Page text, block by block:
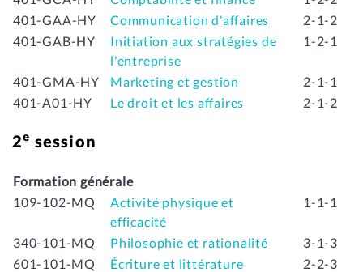
401-GAA-HY
Communication d'affaires
2-1-2
401-GAB-HY
Initiation aux stratégies de
l'entreprise
1-2-1
401-GMA-HY Marketing et gestion
2-1-1
401-A01-HY
Le droit et les affaires 2-1-2
2e session
Formation générale
109-102-MQ
Activité physique et
efficacité
1-1-1
340-101-MQ Philosophie et rationalité
3-1-3
601-101-MQ
Écriture et littérature
2-2-3